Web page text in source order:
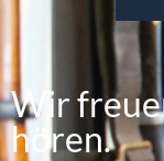
Wir
hören.